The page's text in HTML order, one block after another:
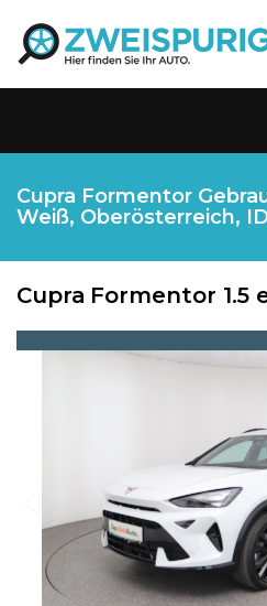
Cupra Formentor
Weiß, Oberösterreich,
Cupra Formentor 1.5